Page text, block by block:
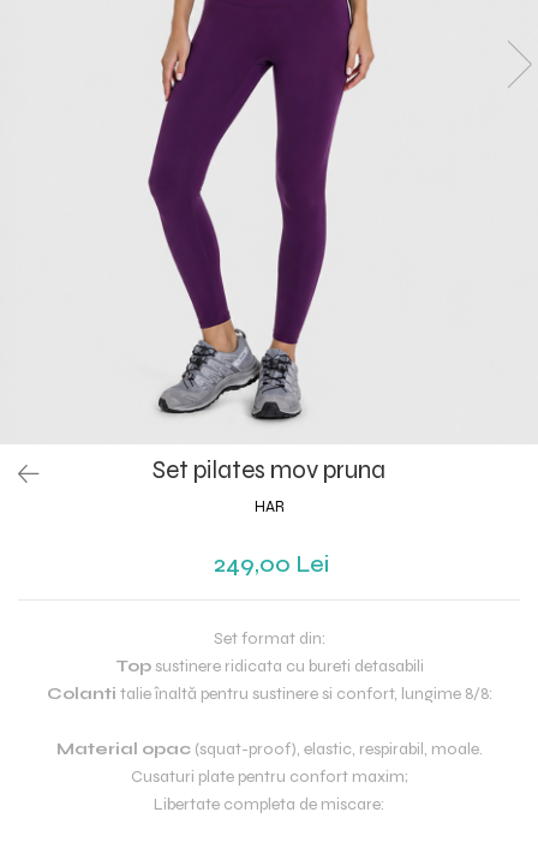
Set yoga incretit la spate
Set yoga White Grey
Set pilates mov pruna
HAR
249,00 Lei
Set format din:
Topsustinere ridicata cu bureti detasabili
Colanti talie înaltă pentru sustinere si confort, lungime 8/8:
Material opac(squat-proof), elastic, respirabil, moale.
Cusaturi plate pentru confort maxim;
Libertate completa de miscare: